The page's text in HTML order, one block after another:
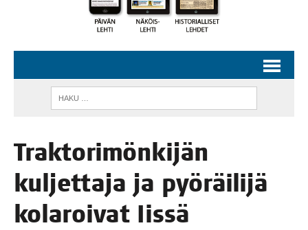
Trak­to­ri­mön­ki­jän
kul­jet­ta­ja ja pyö­räi­li­jä
kola­roi­vat Iissä